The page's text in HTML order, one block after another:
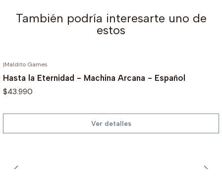
También podría interesarte uno de
estos
|Maldito Games
Hasta la Eternidad - Machina Arcana - Español
$43.990
Ver detalles